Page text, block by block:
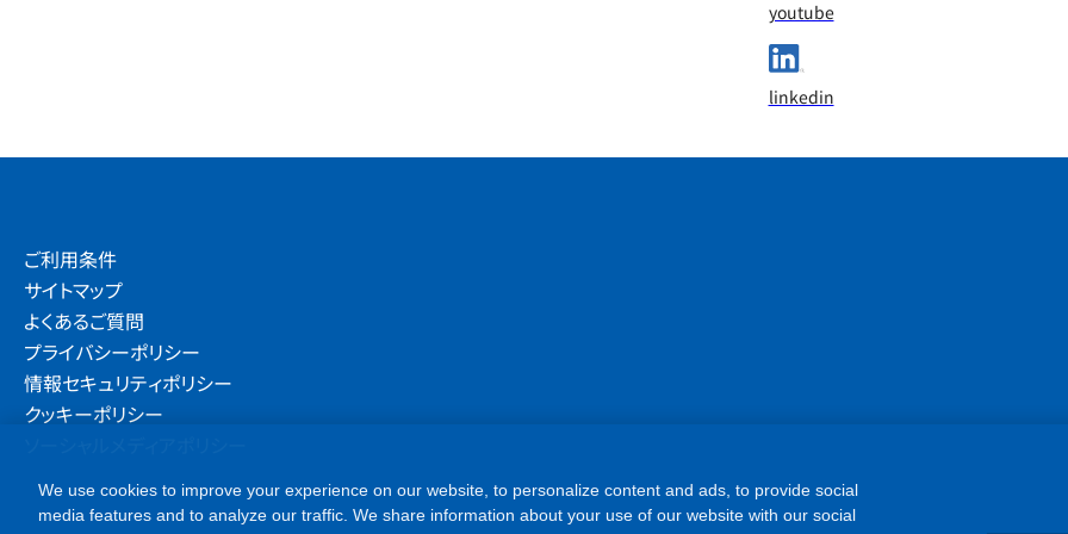
youtube
linkedin
ご利用条件
サイトマップ
よくあるご質問
プライバシーポリシー
情報セキュリティポリシー
クッキーポリシー
We use cookies to improve your experience on our website, to personalize content and ads, to provide social
media features and to analyze our traffic. We share information about your use of our website with our social